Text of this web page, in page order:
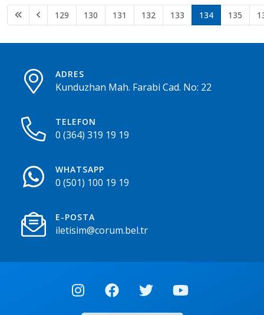
129 130 131 132 133 134 135
ADRES
Kunduzhan Mah. Farabi Cad. No: 22
TELEFON
0 (364) 319 19 19
WHATSAPP
0 (501) 100 19 19
E-POSTA
iletisim@corum.bel.tr